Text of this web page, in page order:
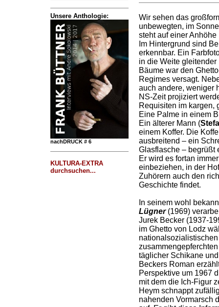
Unsere Anthologie:
nachDRUCK # 6
KULTURA-EXTRA
durchsuchen...
Wir sehen das
unbewegten, im
steht auf einer
Im Hintergrund sind
erkennbar. Ein
in die Weite
Bäume war den
Regimes versagt.
auch andere, weniger
NS-Zeit projiziert
Requisiten im kargen,
Eine Palme in einem
Ein älterer Mann (
einem Koffer. Die
ausbreitend – ein
Glasflasche – begrüßt
Er wird es fortan
einbeziehen, in der
Zuhörern auch den
Geschichte findet.
In seinem wohl
Lügner(1969)
Jurek Becker (1937-
im Ghetto von Lodz
täglicher Schikane
Beckers Roman
Perspektive um 1967
mit dem die Ich-Figur
Heym schnappt
nahenden Vormarsch